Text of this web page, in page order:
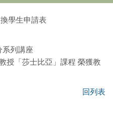
學生申請表
系列講座
授「莎士比亞」課程 榮獲教
回列表